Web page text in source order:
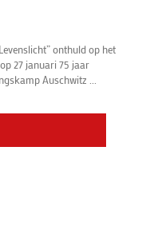
onthuld op het
27 januari 75 jaar
Auschwitz ...